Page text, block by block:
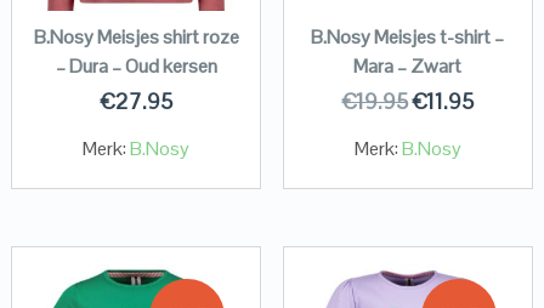
B.Nosy Meisjes shirt roze
– Dura – Oud kersen
€27.95
Merk:B.Nosy
B.Nosy Meisjes t-shirt –
Mara – Zwart
€19.95€11.95
Merk:B.Nosy